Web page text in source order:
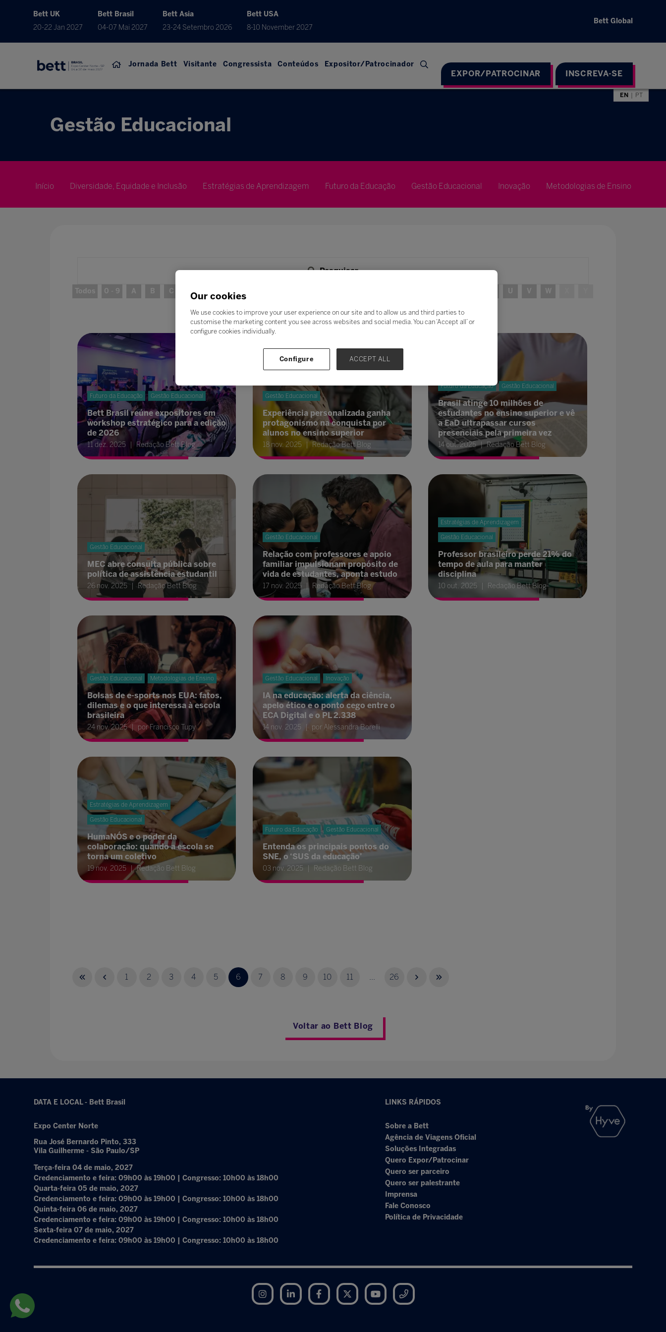
Bett UK
20-22 Jan 2027
Bett Brasil
04-07 Mai 2027
Bett Asia
23-24 Setembro 2026
Bett USA
8-10 November 2027
Bett Global
Jornada Bett Visitante Congressista Conteúdos Expositor/Patrocinador
EXPOR/PATROCINAR INSCREVA-SE
EN PT
Gestão Educacional
Início Diversidade, Equidade e Inclusão Estratégias de Aprendizagem Futuro da Educação Gestão Educacional Inovação Metodologias de Ensino
Pesquisar
Todos 0 - 9 A B C D F U V W
Futuro da Educação Gestão Educacional
Bett Brasil reúne expositores em
workshop estratégico para a edição
de 2026
11 dez. 2025 Redação Bett Blog
Gestão Educacional
MEC abre consulta pública sobre
política de assistência estudantil
26 nov. 2025 Redação Bett Blog
Gestão Educacional Metodologias de Ensino
Bolsas de e-sports nos EUA: fatos,
dilemas e o que interessa à escola
brasileira
24 nov. 2025 por Francisco Tupy
Estratégias de Aprendizagem
Gestão Educacional
HumaNÓS e o poder da
colaboração: quando a escola se
torna um coletivo
19 nov. 2025 Redação Bett Blog
Gestão Educacional
Experiência personalizada ganha
protagonismo na conquista por
alunos no ensino superior
18 nov. 2025 Redação Bett Blog
Gestão Educacional
Relação com professores e apoio
familiar impulsionam propósito de
vida de estudantes, aponta estudo
17 nov. 2025 Redação Bett Blog
Gestão Educacional Inovação
IA na educação: alerta da ciência,
apelo ético e o ponto cego entre o
ECA Digital e o PL 2.338
14 nov. 2025 por Alessandra Borelli
Futuro da Educação Gestão Educacional
Entenda os principais pontos do
SNE, o ‘SUS da educação’
03 nov. 2025 Redação Bett Blog
Futuro da Educação Gestão Educacional
Brasil atinge 10 milhões de
estudantes no ensino superior e vê
a EaD ultrapassar cursos
presenciais pela primeira vez
14 out. 2025 Redação Bett Blog
Estratégias de Aprendizagem
Gestão Educacional
Professor brasileiro perde 21% do
tempo de aula para manter
disciplina
10 out. 2025 Redação Bett Blog
1 2 3 4 5 6 7 8 9 10 11 26
Voltar ao Bett Blog
DATA E LOCAL - Bett Brasil
Expo Center Norte
Rua José Bernardo Pinto, 333
Vila Guilherme - São Paulo/SP
Terça-feira 04 de maio, 2027
Credenciamento e feira: 09h00 às 19h00 | Congresso: 10h00 às 18h00
Quarta-feira 05 de maio, 2027
Credenciamento e feira: 09h00 às 19h00 | Congresso: 10h00 às 18h00
Quinta-feira 06 de maio, 2027
Credenciamento e feira: 09h00 às 19h00 | Congresso: 10h00 às 18h00
Sexta-feira 07 de maio, 2027
Credenciamento e feira: 09h00 às 19h00 | Congresso: 10h00 às 18h00
LINKS RÁPIDOS
Sobre a Bett
Agência de Viagens Oficial
Soluções Integradas
Quero Expor/Patrocinar
Quero ser parceiro
Quero ser palestrante
Imprensa
Fale Conosco
Política de Privacidade
Instagram LinkedIn Facebook Twitter YouTube
Our cookies
We use cookies to improve your user experience on our site and to allow us and third parties to
customise the marketing content you see across websites and social media. You can ‘Accept all’ or
configure cookies individually.
Configure ACCEPT ALL